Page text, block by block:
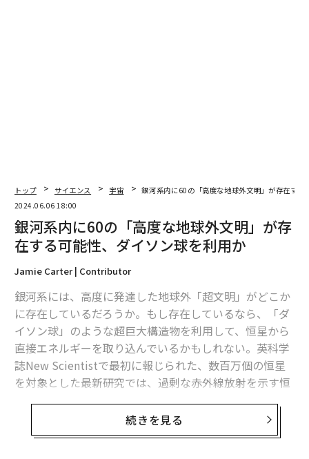
材料を「溜め込んでいる段階」であることもわかった。
これを引き金にして惑星形成が始まると考えられるとの
ことだ。こうした惑星形成の初期状態を明らかにした点
で「非常に重要な成果」だと国立天文台の大橋聡史特任
助教は話している。
アルマ望遠鏡は、日本が主導し22カ国が参加する国際プ
ロジェクトでチリの標高5000メートルの平原に建設され
た電波望遠鏡。口径12メートルと7メートルのパラボラ
アンテナを66台組み合わせたもので、その範囲は最大で
16キロメートル。実質的に山手線の直径に匹敵する超巨
大アンテナということだ。その「視力」は6000。130億
光年離れた天体を観測でき、さらに星間物質の成分もわ
かるので、アミノ酸を発見できれば地球外生命の存在も
明らかになると期待されている。
トップ サイエンス 宇宙
銀河系内に60の「高度な地球外文明」が存在する
2024.06.06 18:00
銀河系内に60の「高度な地球外文明」が存
在する可能性、ダイソン球を利用か
Jamie Carter | Contributor
銀河系には、高度に発達した地球外「超文明」がどこか
に存在しているだろうか。もし存在しているなら、「ダ
イソン球」のような超巨大構造物を利用して、恒星から
直接エネルギーを取り込んでいるかもしれない。英科学
誌New Scientistで最初に報じられた、数百万個の恒星
を対象とした最新研究では、過剰な赤外線放射を示す恒
遮って利用するダイソン球の特徴の1つとされる。
続きを見る